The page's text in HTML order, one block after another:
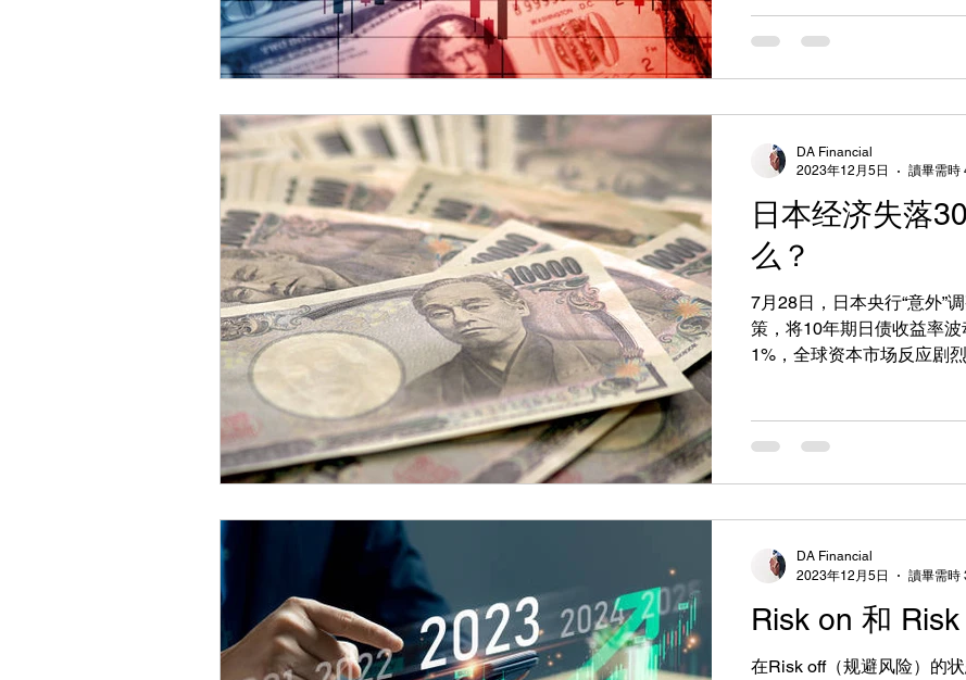
日本经济失落
么？
7月28日，日本央行“意外”
策，将10年期日债收益率
1%，全球资本市场反应剧
DA Financial
2023年12月5日
讀畢需時
Risk on 和
在Risk off（规避风险）的
DA Financial
2023年12月5日
讀畢需時